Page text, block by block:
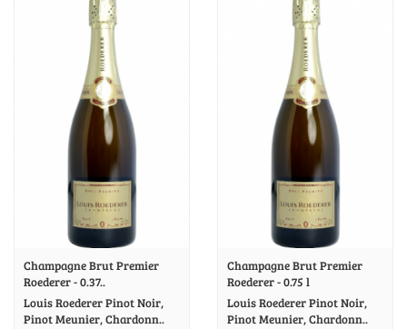
Champagne Brut Premier
Roederer - 0.37..
Louis Roederer Pinot Noir,
Pinot Meunier, Chardonn..
Champagne Brut Premier
Roederer - 0.75 l
Louis Roederer Pinot Noir,
Pinot Meunier, Chardonn..